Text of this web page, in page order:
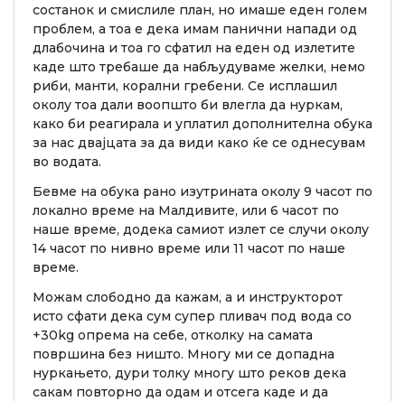
состанок и смислиле план, но имаше еден голем
проблем, а тоа е дека имам панични напади од
длабочина и тоа го сфатил на еден од излетите
каде што требаше да набљудуваме желки, немо
риби, манти, корални гребени. Се исплашил
околу тоа дали воопшто би влегла да нуркам,
како би реагирала и уплатил дополнителна обука
за нас двајцата за да види како ќе се однесувам
во водата.
Бевме на обука рано изутрината околу 9 часот по
локално време на Малдивите, или 6 часот по
наше време, додека самиот излет се случи околу
14 часот по нивно време или 11 часот по наше
време.
Можам слободно да кажам, а и инструкторот
исто сфати дека сум супер пливач под вода со
+30kg опрема на себе, отколку на самата
површина без ништо. Многу ми се допадна
нуркањето, дури толку многу што реков дека
сакам повторно да одам и отсега каде и да